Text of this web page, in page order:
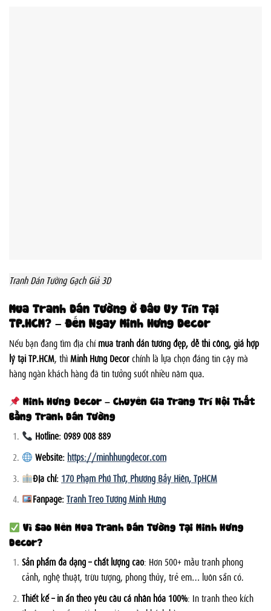
Tranh Dán Tường Gạch Giả 3D
Mua Tranh Dán Tường Ở Đâu Uy Tín Tại
TP.HCM? – Đến Ngay Minh Hưng Decor
Nếu bạn đang tìm địa chỉmua tranh dán tường đẹp, dễ thi công, giá hợp
lý tại TP.HCM, thìMinh Hưng Decorchính là lựa chọn đáng tin cậy mà
hàng ngàn khách hàng đã tin tưởng suốt nhiều năm qua.
Minh Hưng Decor – Chuyên Gia Trang Trí Nội Thất
Bằng Tranh Dán Tường
Hotline: 0989 008 889
Website: https://minhhungdecor.com
Địa chỉ: 170 Phạm Phú Thứ, Phường Bảy Hiền, TpHCM
Fanpage:Tranh Treo Tường Minh Hưng
Vì Sao Nên Mua Tranh Dán Tường Tại Minh Hưng
Decor?
Sản phẩm đa dạng – chất lượng cao: Hơn 500+ mẫu tranh phong
cảnh, nghệ thuật, trừu tượng, phong thủy, trẻ em… luôn sẵn có.
Thiết kế – in ấn theo yêu cầu cá nhân hóa 100%: In tranh theo kích